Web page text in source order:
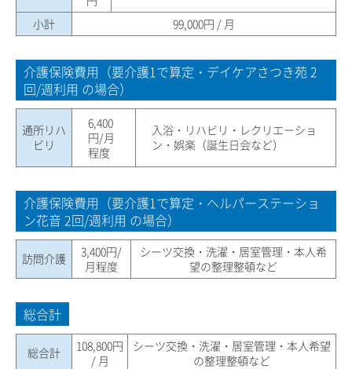
小計
99,000円 / 月
介護保険費用（要介護1で算定・デイケアさつき苑 2
回/週利用 の場合）
通所リハ
ビリ
6,400
円/月
程度
入浴・リハビリ・レクリエーショ
ン・娯楽（誕生日会など）
介護保険費用（要介護1で算定・ヘルパーステーショ
ン花音 2回/週利用 の場合）
訪問介護
3,400円/
月程度
シーツ交換・洗濯・居室管理・本人希
望の整理整頓など
総合計
総合計
108,800円
/ 月
シーツ交換・洗濯・居室管理・本人希望
の整理整頓など